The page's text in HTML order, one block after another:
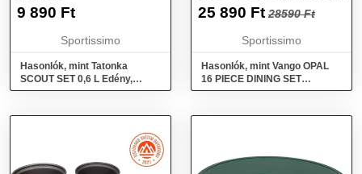
9 890 Ft
Sportissimo
Hasonlók, mint Tatonka
SCOUT SET 0,6 L Edény,
ezüst, méret
FEHÉR, MÉRET
25 890 Ft 28590 Ft
Sportissimo
Hasonlók, mint Vango OPAL
16 PIECE DINING SET
Evőeszköz készlet, fehér,